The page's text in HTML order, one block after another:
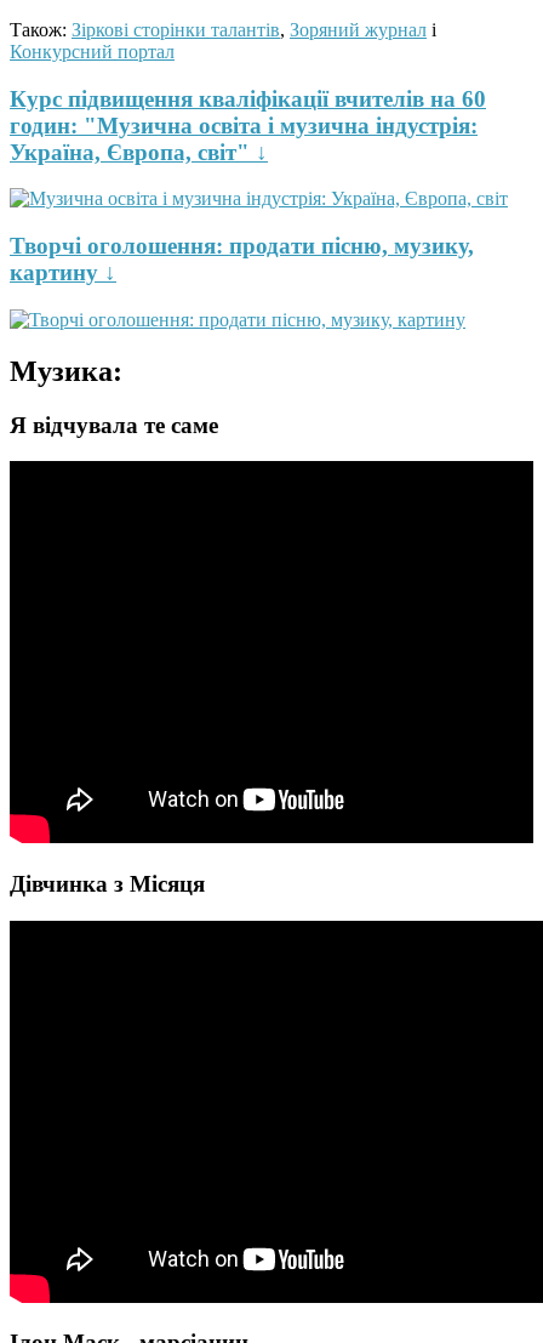
Також: Зіркові сторінки талантів, Зоряний журнал і
Конкурсний портал
Курс підвищення кваліфікації вчителів на 60
годин: "Музична освіта і музична індустрія:
Україна, Європа, світ" ↓
Творчі оголошення: продати пісню, музику,
картину ↓
Музика:
Я відчувала те саме
Дівчинка з Місяця